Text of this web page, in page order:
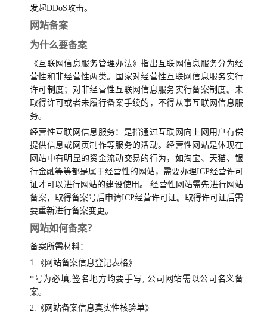
发起DDoS攻击。
网站备案
为什么要备案
《互联网信息服务管理办法》指出互联网信息服务分为经
营性和非经营性两类。国家对经营性互联网信息服务实行
许可制度；对非经营性互联网信息服务实行备案制度。未
取得许可或者未履行备案手续的，不得从事互联网信息服
务。
经营性互联网信息服务：是指通过互联网向上网用户有偿
提供信息或网页制作等服务的活动。经营性网站是体现在
网站中有明显的资金流动交易的行为，如淘宝、天猫、银
行金融等等都是属于经营性的网站，需要办理ICP经营许可
证才可以进行网站的建设使用。 经营性网站需先进行网站
备案，取得备案号后申请ICP经营许可证。取得许可证后需
要重新进行备案变更。
网站如何备案？
备案所需材料：
1.《网站备案信息登记表格》
*号为必填,签名地方均要手写, 公司网站需以公司名义备
案。
2.《网站备案信息真实性核验单》